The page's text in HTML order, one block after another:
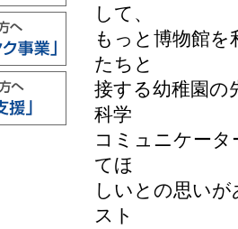
して、
もっと博物館
たちと
接する幼稚園の
科学
コミュニケー
てほ
しいとの思い
スト